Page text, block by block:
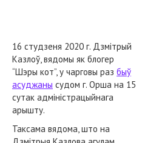
16 студзеня 2020 г. Дзмітрый
Казлоў, вядомы як блогер
“Шэры кот”, у чарговы раз быў
асуджаны судом г. Орша на 15
сутак адміністрацыйнага
арышту.
Таксама вядома, што на